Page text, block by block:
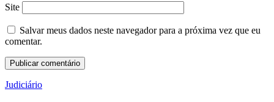
Site
Salvar meus dados neste navegador para a próxima vez que eu
comentar.
Judiciário